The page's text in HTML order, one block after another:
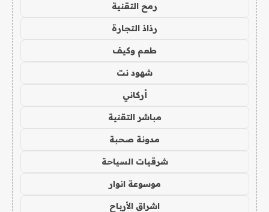
رمح التقنية
رذاذ التجارة
طعم وكيف
شهود نت
أركاني
مباشر التقنية
مدونة صحبة
شرقيات السياحة
موسوعة انوار
اشراق الأرباح